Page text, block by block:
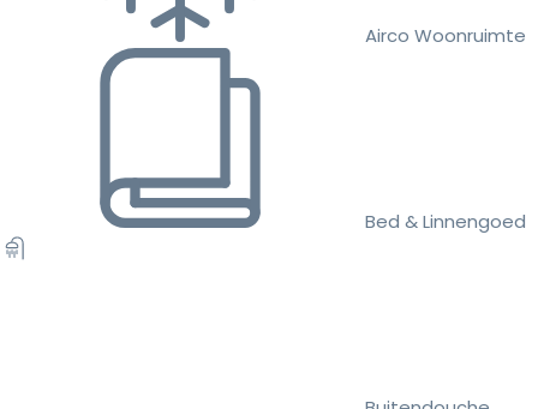
Airco Woonruimte
Bed & Linnengoed